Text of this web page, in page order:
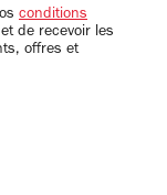
conditions
et de recevoir les
offres et